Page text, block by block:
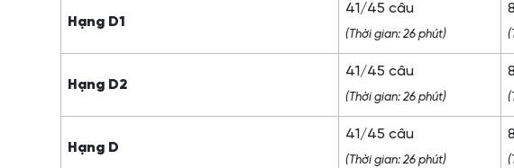
Hạng D1
41/45 câu
(Thời gian: 26 phút)
Hạng D2
41/45 câu
(Thời gian: 26 phút)
Hạng D
41/45 câu
(Thời gian: 26 phút)